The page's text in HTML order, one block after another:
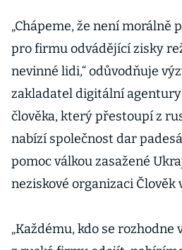
„Chápeme, že není morálně
pro firmu odvádějící zisky
nevinné lidi,“ odůvodňuje
zakladatel digitální
člověka, který přestoupí z
nabízí společnost dar
pomoc válkou zasažené
neziskové organizaci Člověk
„Každému, kdo se